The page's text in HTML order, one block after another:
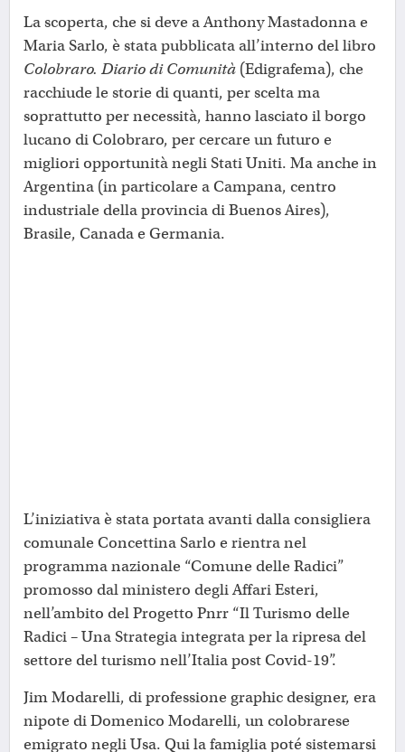
La scoperta, che si deve a Anthony Mastadonna e
Maria Sarlo, è stata pubblicata all’interno del libro
Colobraro. Diario di Comunità (Edigrafema), che
racchiude le storie di quanti, per scelta ma
soprattutto per necessità, hanno lasciato il borgo
lucano di Colobraro, per cercare un futuro e
migliori opportunità negli Stati Uniti. Ma anche in
Argentina (in particolare a Campana, centro
industriale della provincia di Buenos Aires),
Brasile, Canada e Germania.
L’iniziativa è stata portata avanti dalla consigliera
comunale Concettina Sarlo e rientra nel
programma nazionale “Comune delle Radici”
promosso dal ministero degli Affari Esteri,
nell’ambito del Progetto Pnrr “Il Turismo delle
Radici – Una Strategia integrata per la ripresa del
settore del turismo nell’Italia post Covid-19”.
Jim Modarelli, di professione graphic designer, era
nipote di Domenico Modarelli, un colobrarese
emigrato negli Usa. Qui la famiglia poté sistemarsi